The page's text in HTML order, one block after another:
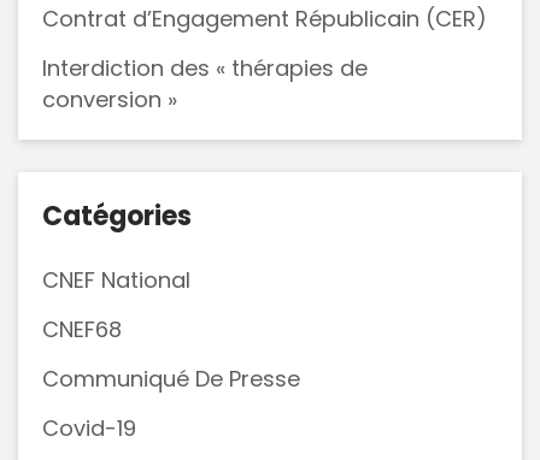
Contrat d’Engagement Républicain (CER)
Interdiction des « thérapies de
conversion »
Catégories
CNEF National
CNEF68
Communiqué De Presse
Covid-19